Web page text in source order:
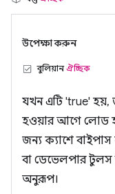
উপেক্ষা করুন
বুলিয়ানঐচ্ছিক
যখন এটি 'true'
হওয়ার আগে লোড
জন্য ক্যাশে বাইপাস
বা ডেভেলপার টুলস
অনুরূপ।